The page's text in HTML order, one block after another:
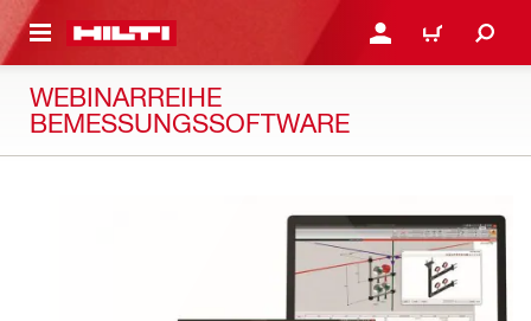
ANMELDEN ODER
WARENKORB
WEBINARREIHE
BEMESSUNGSSOFTWARE